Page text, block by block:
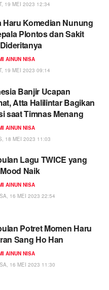
19 MEI 2023 12:34
Haru Komedian Nunung
Plontos dan Sakit
AINUN NISA
19 MEI 2023 09:14
Banjir Ucapan
Atta Halilintar Bagikan
saat Timnas Menang
AINUN NISA
18 MEI 2023 11:03
Lagu TWICE yang
Naik
AINUN NISA
16 MEI 2023 22:54
Potret Momen Haru
Sang Ho Han
AINUN NISA
16 MEI 2023 11:30